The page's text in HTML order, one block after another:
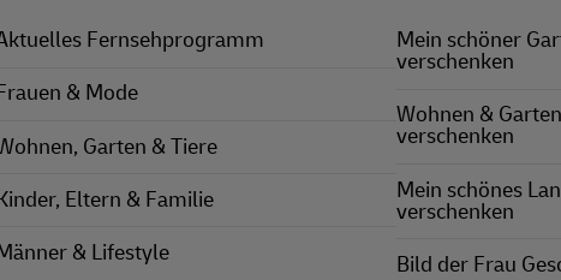
Fernsehprogramm
& Mode
Garten & Tiere
Eltern & Familie
& Lifestyle
Mein schöner
verschenken
Wohnen &
verschenken
Mein schönes
verschenken
Bild der Frau